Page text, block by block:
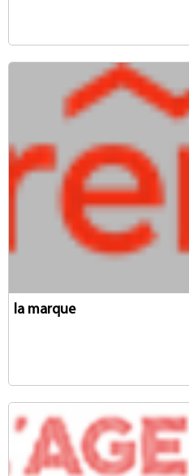
la marque